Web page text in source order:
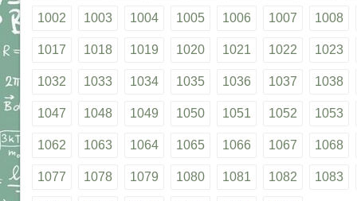
1002 1003 1004 1005 1006 1007 1008
1017 1018 1019 1020 1021 1022 1023
1032 1033 1034 1035 1036 1037 1038
1047 1048 1049 1050 1051 1052 1053
1062 1063 1064 1065 1066 1067 1068
1077 1078 1079 1080 1081 1082 1083